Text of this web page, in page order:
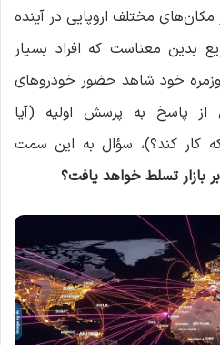
مکان‌های مختلف اروپایی در آینده
بدین معناست که افراد بسیار
خود شاهد حضور خودروهای
از پاسخ به پرسش اولیه (آیا
کار کند؟)، سؤال به این سمت
بازار تسلط خواهد یافت؟